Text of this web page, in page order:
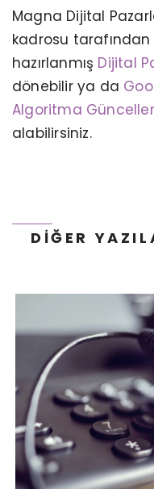
Magna Dijital
kadrosu
hazırlanmış Dijital
dönebilir ya da
Algoritma
alabilirsiniz.
DIĞER
COLD
EN ÇOK